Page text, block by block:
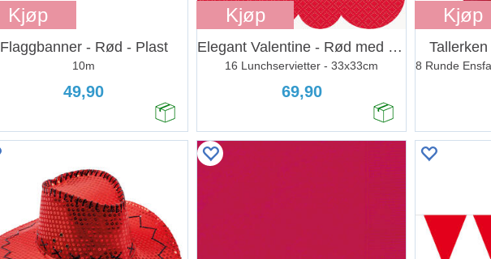
Kjøp
Flaggbanner - Rød - Plast
10m
49,90
Kjøp
Elegant Valentine - Rød med bølgekant
16 Lunchservietter - 33x33cm
69,90
Kjøp